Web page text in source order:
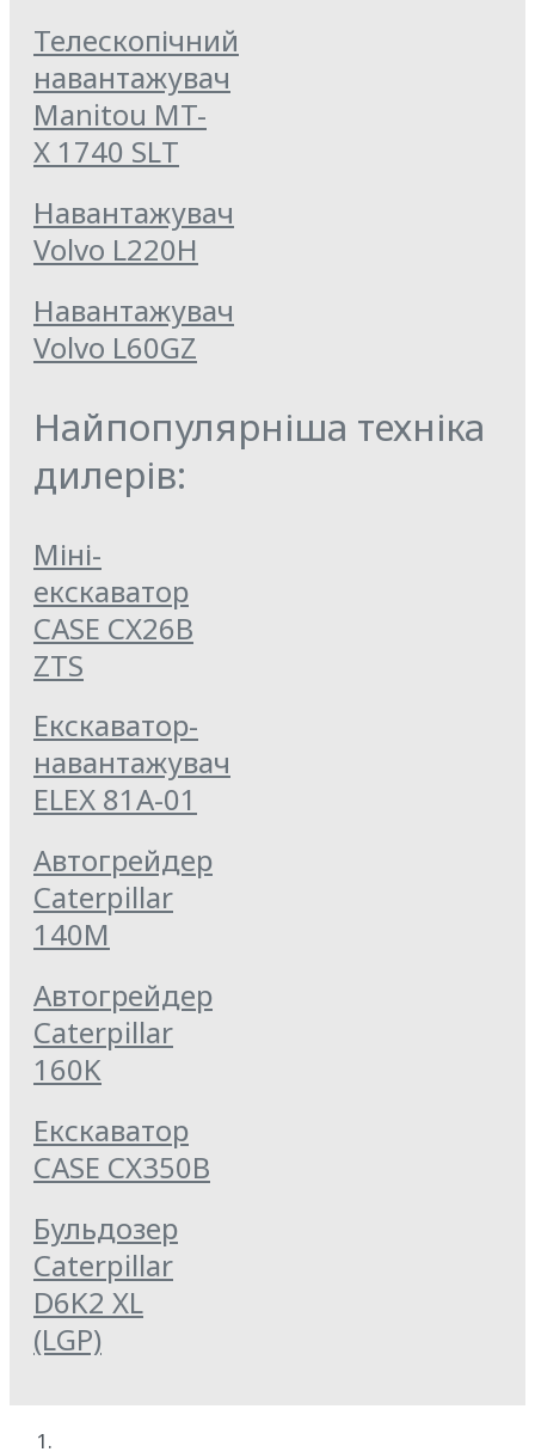
Телескопічний
навантажувач
Manitou MT-
X 1740 SLT
Навантажувач
Volvo L220H
Навантажувач
Volvo L60GZ
Найпопулярніша техніка
дилерів:
Міні-
екскаватор
CASE CX26B
ZTS
Екскаватор-
навантажувач
ELEX 81А-01
Автогрейдер
Caterpillar
140M
Автогрейдер
Caterpillar
160K
Екскаватор
CASE CX350B
Бульдозер
Caterpillar
D6K2 XL
(LGP)